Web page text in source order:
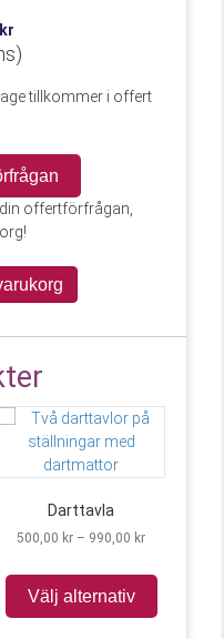
kr
tillkommer i offert
offertförfrågan,
Darttavla
500,00 kr – 990,00 krPrisintervall:
till
Välj alternativ